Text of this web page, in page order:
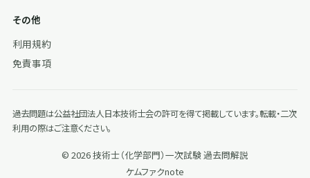
その他
利用規約
免責事項
過去問題は公益社団法人日本技術士会の許可を得て掲載しています。転載・二次
利用の際はご注意ください。
© 2026 技術士（化学部門）一次試験 過去問解説
ケムファクnote